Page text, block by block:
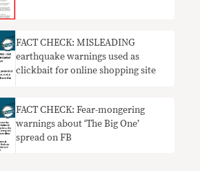
FACT CHECK: MISLEADING
earthquake warnings used as
clickbait for online shopping site
FACT CHECK: Fear-mongering
warnings about ‘The Big One’
spread on FB